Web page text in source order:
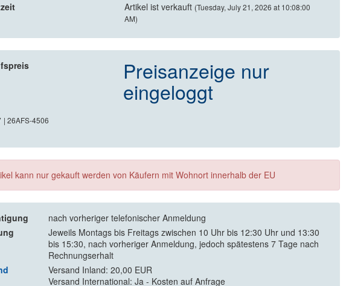
Artikel ist verkauft (Tuesday, July 21, 2026 at 10:08:00
AM)
Preisanzeige nur
eingeloggt
| 26AFS-4506
kann nur gekauft werden von Käufern mit Wohnort innerhalb der EU
nach vorheriger telefonischer Anmeldung
Jeweils Montags bis Freitags zwischen 10 Uhr bis 12:30 Uhr und 13:30
bis 15:30, nach vorheriger Anmeldung, jedoch spätestens 7 Tage nach
Rechnungserhalt
Versand Inland: 20,00 EUR
Versand International: Ja - Kosten auf Anfrage